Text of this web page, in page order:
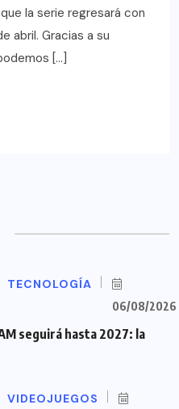
la serie regresará con
abril. Gracias a su
[…]
TECNOLOGÍA
06/08/2026
seguirá hasta 2027: la
VIDEOJUEGOS